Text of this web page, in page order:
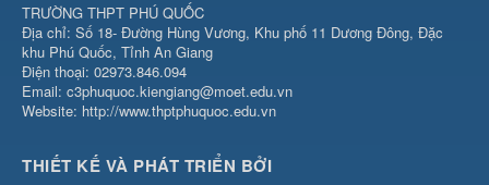
TRƯỜNG THPT PHÚ QUỐC
Địa chỉ: Số 18- Đường Hùng Vương, Khu phố 11 Dương Đông, Đặc
khu Phú Quốc, Tỉnh An Giang
Điện thoại: 02973.846.094
Email: c3phuquoc.kiengiang@moet.edu.vn
Website: http://www.thptphuquoc.edu.vn
THIẾT KẾ VÀ PHÁT TRIỂN BỞI